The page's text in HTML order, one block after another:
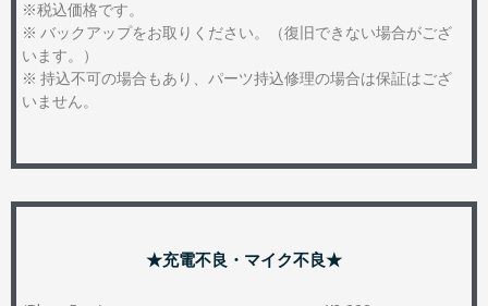
※税込価格です。
※ バックアップをお取りください。（復旧できない場合がござ
います。）
※ 持込不可の場合もあり、パーツ持込修理の場合は保証はござ
いません。
★充電不良・マイク不良★